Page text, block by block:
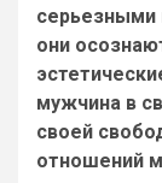
серьезными
они
мужчина в
своей
отношений